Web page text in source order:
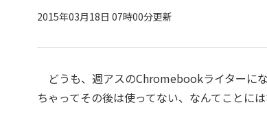
2015年03月18日 07時00分更新
どうも、週アスのChromebookライターに
ちゃってその後は使ってない、なんてことに